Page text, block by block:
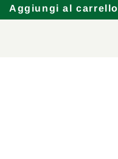
Aggiungi al carrello